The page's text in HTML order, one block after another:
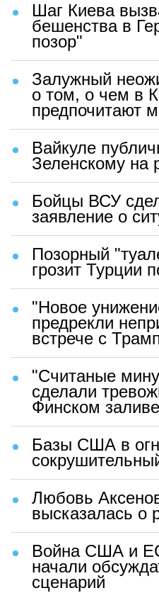
Шаг Киева
бешенства в
позор"
Залужный
о том, о чем в
предпочитают
Вайкуле
Зеленскому на
Бойцы ВСУ
заявление о
Позорный
грозит Турции
"Новое
предрекли
встрече с
"Считаные
сделали
Финском заливе
Базы США в
Любовь
высказалась о
Война США и
начали
сценарий